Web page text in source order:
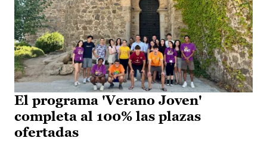
El programa 'Verano Joven'
completa al 100% las plazas
ofertadas